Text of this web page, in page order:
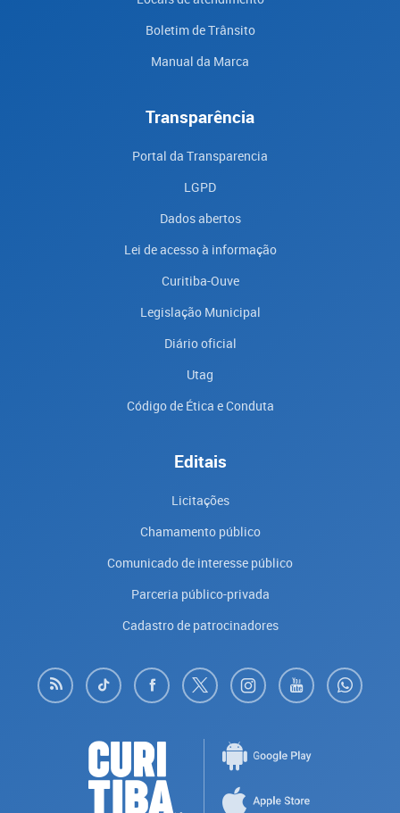
Boletim de Trânsito
Manual da Marca
Transparência
Portal da Transparencia
LGPD
Dados abertos
Lei de acesso à informação
Curitiba-Ouve
Legislação Municipal
Diário oficial
Utag
Código de Ética e Conduta
Editais
Licitações
Chamamento público
Comunicado de interesse público
Parceria público-privada
Cadastro de patrocinadores